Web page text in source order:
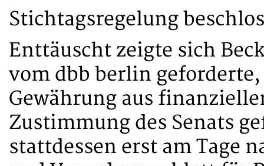
Stichtagsregelung
Enttäuscht zeigte sich
vom dbb berlin
Gewährung aus
Zustimmung des Senats
stattdessen erst am Tage